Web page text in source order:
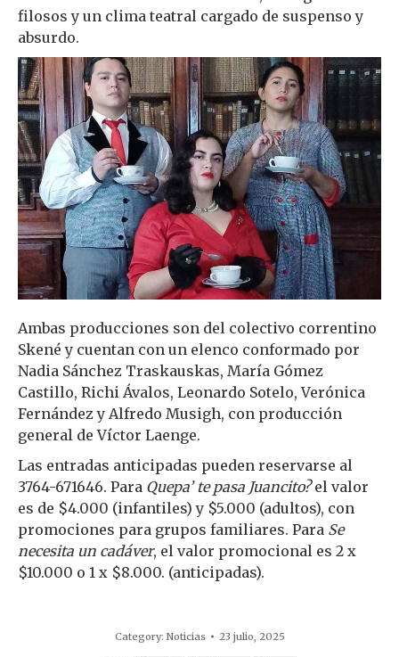
filosos y un clima teatral cargado de suspenso y
absurdo.
Ambas producciones son del colectivo correntino
Skené y cuentan con un elenco conformado por
Nadia Sánchez Traskauskas, María Gómez
Castillo, Richi Ávalos, Leonardo Sotelo, Verónica
Fernández y Alfredo Musigh, con producción
general de Víctor Laenge.
Las entradas anticipadas pueden reservarse al
3764-671646. Para Quepa’ te pasa Juancito?el valor
es de $4.000 (infantiles) y $5.000 (adultos), con
promociones para grupos familiares. Para Se
necesita un cadáver, el valor promocional es 2 x
$10.000 o 1 x $8.000. (anticipadas).
Category: Noticias 23 julio, 2025